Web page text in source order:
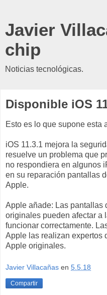
Javier
chip
Noticias tecnológicas.
Disponible iOS
Esto es lo que supone esta
iOS 11.3.1 mejora la
resuelve un problema que
no respondiera en algunos
en su reparación pantallas
Apple.
Apple añade: Las pantallas
originales pueden afectar a
funcionar correctamente.
Apple las realizan expertos
Apple originales.
Javier Villacañas en 5.5.18
Compartir